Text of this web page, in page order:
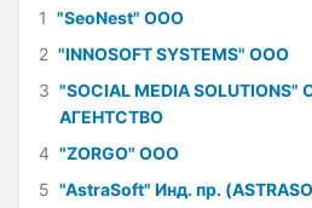
1 "SeoNest" ООО
2 "INNOSOFT SYSTEMS" ООО
3 "SOCIAL MEDIA
АГЕНТСТВО
4 "ZORGO" ООО
5 "AstraSoft" Инд. пр.